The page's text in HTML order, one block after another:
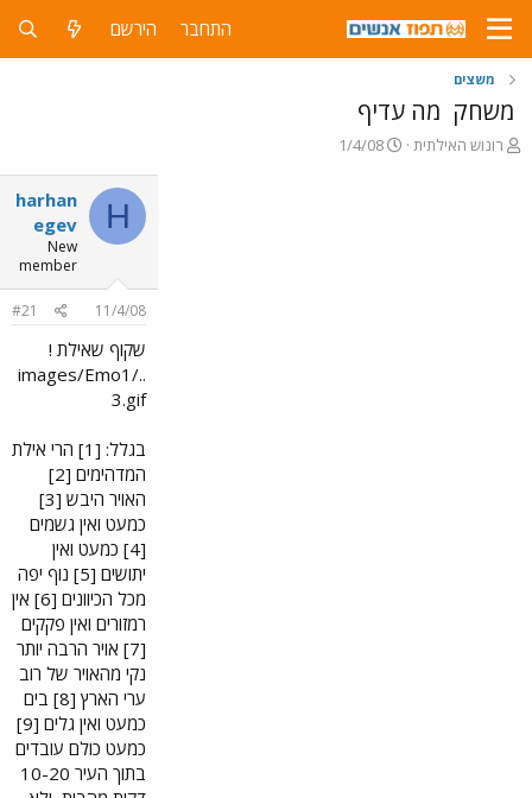
התחבר הירשם
משצים
משחק מה עדיף
פ
רונוש האילתית
פ
1/4/08
H
harhan
egev
New
member
11/4/08
#21
שקוף שאילת !
../images/Emo1
3.gif
בגלל: [1] הרי אילת
המדהימים [2]
האויר היבש [3]
כמעט ואין גשמים
[4] כמעט ואין
יתושים [5] נוף יפה
מכל הכיוונים [6] אין
רמזורים ואין פקקים
[7] אויר הרבה יותר
נקי מהאויר של רוב
ערי הארץ [8] בים
כמעט ואין גלים [9]
כמעט כולם עובדים
בתוך העיר 10-20